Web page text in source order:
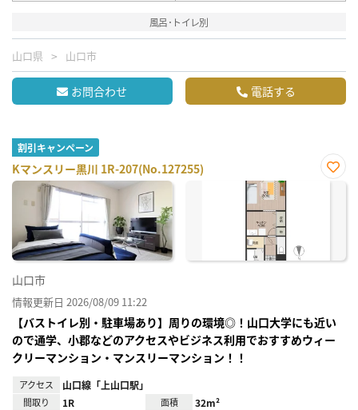
風呂･トイレ別
山口県 山口市
お問合わせ 電話する
割引キャンペーン
Kマンスリー黒川 1R-207(No.127255)
お気
山口市
情報更新日 2026/08/09 11:22
【バストイレ別・駐車場あり】周りの環境◎！山口大学にも近い
ので通学、小郡などのアクセスやビジネス利用でおすすめウィー
クリーマンション・マンスリーマンション！！
アクセス 山口線「上山口駅」
間取り 1R 面積 32m²